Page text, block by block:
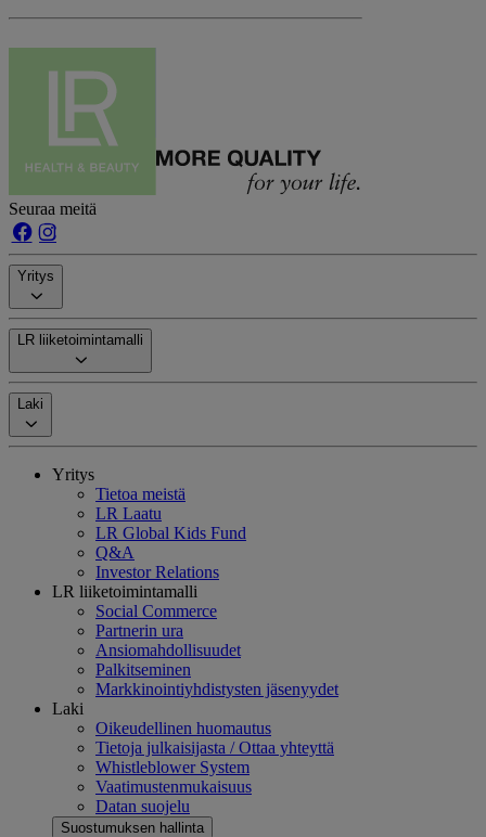
Seuraa meitä
Yritys
LR liiketoimintamalli
Laki
Yritys
Tietoa meistä
LR Laatu
LR Global Kids Fund
Q&A
Investor Relations
LR liiketoimintamalli
Social Commerce
Partnerin ura
Ansiomahdollisuudet
Palkitseminen
Markkinointiyhdistysten jäsenyydet
Laki
Oikeudellinen huomautus
Tietoja julkaisijasta / Ottaa yhteyttä
Whistleblower System
Vaatimustenmukaisuus
Datan suojelu
Suostumuksen hallinta